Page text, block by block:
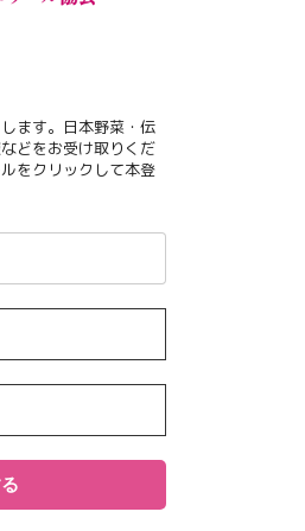
ます。日本野菜・伝
どをお受け取りくだ
をクリックして本登